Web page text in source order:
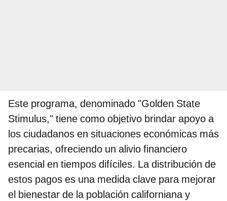
Este programa, denominado "Golden State
Stimulus," tiene como objetivo brindar apoyo a
los ciudadanos en situaciones económicas más
precarias, ofreciendo un alivio financiero
esencial en tiempos difíciles. La distribución de
estos pagos es una medida clave para mejorar
el bienestar de la población californiana y